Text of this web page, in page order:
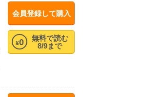
会員登録して購入
無料で読む
8/9まで
¥0